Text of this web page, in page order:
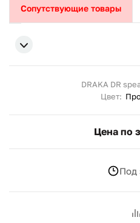
Сопутствующие товары
DRAKA DR
Цвет:
Цена по
Под